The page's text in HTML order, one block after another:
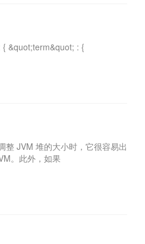
&quot;term&quot; : {
整 JVM 堆的大小时，它很容易出
。此外，如果